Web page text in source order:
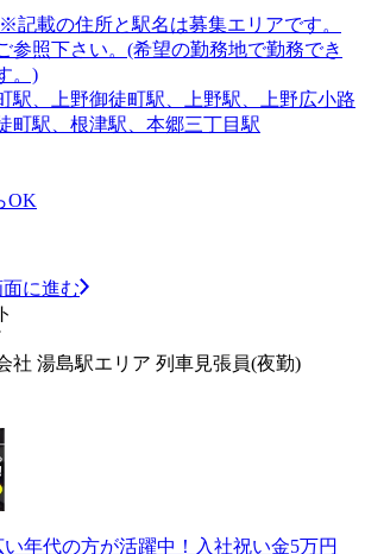
記載の住所と駅名は募集エリアです。
参照下さい。(希望の勤務地で勤務でき
。)
駅、上野御徒町駅、上野駅、上野広小路
町駅、根津駅、本郷三丁目駅
OK
に進む
社 湯島駅エリア 列車見張員(夜勤)
年代の方が活躍中！入社祝い金5万円